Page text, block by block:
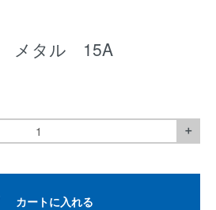
メタル 15A
＋
カートに入れる